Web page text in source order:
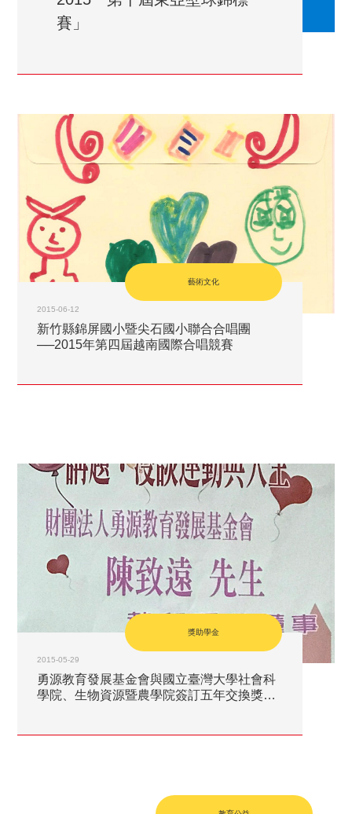
賽」
藝術文化
2015-06-12
新竹縣錦屏國小暨尖石國小聯合合唱團
──2015年第四屆越南國際合唱競賽
獎助學金
2015-05-29
勇源教育發展基金會與國立臺灣大學社會科
學院、生物資源暨農學院簽訂五年交換獎學